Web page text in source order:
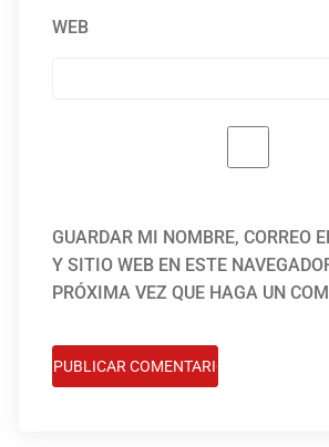
WEB
GUARDAR MI NOMBRE, CORREO
Y SITIO WEB EN ESTE
PRÓXIMA VEZ QUE HAGA UN